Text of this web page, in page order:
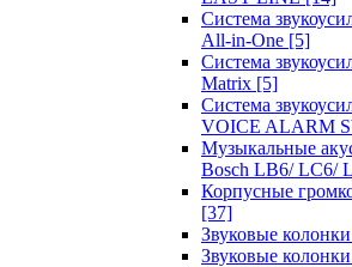
Система
All-in-One [5]
Система
Matrix [5]
Система
VOICE ALARM
Музыкальные
Bosch LB6/ LC6/
Корпусные
[37]
Звуковые
Звуковые